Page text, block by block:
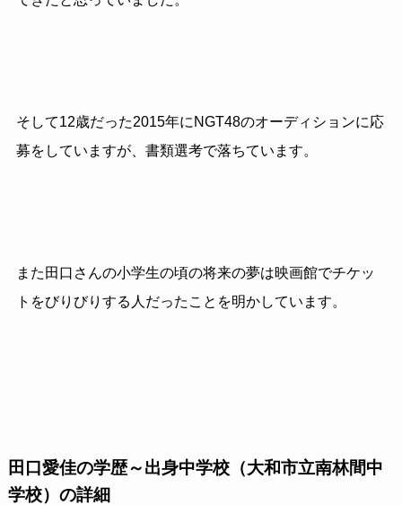
そして12歳だった2015年にNGT48のオーディションに応
募をしていますが、書類選考で落ちています。
また田口さんの小学生の頃の将来の夢は映画館でチケッ
トをびりびりする人だったことを明かしています。
田口愛佳の学歴～出身中学校（大和市立南林間中
学校）の詳細